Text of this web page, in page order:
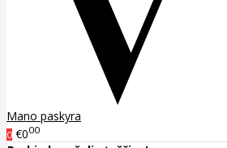
Mano paskyra
0 €000